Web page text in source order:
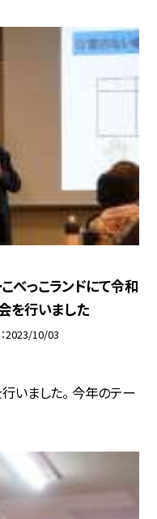
べっこランドにて令和
を行いました
2023/10/03
いました。 今年のテー